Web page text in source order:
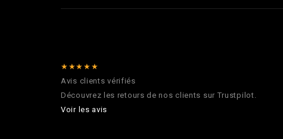
★★★★★
Avis clients vérifiés
Découvrez les retours de nos clients sur Trustpilot.
Voir les avis